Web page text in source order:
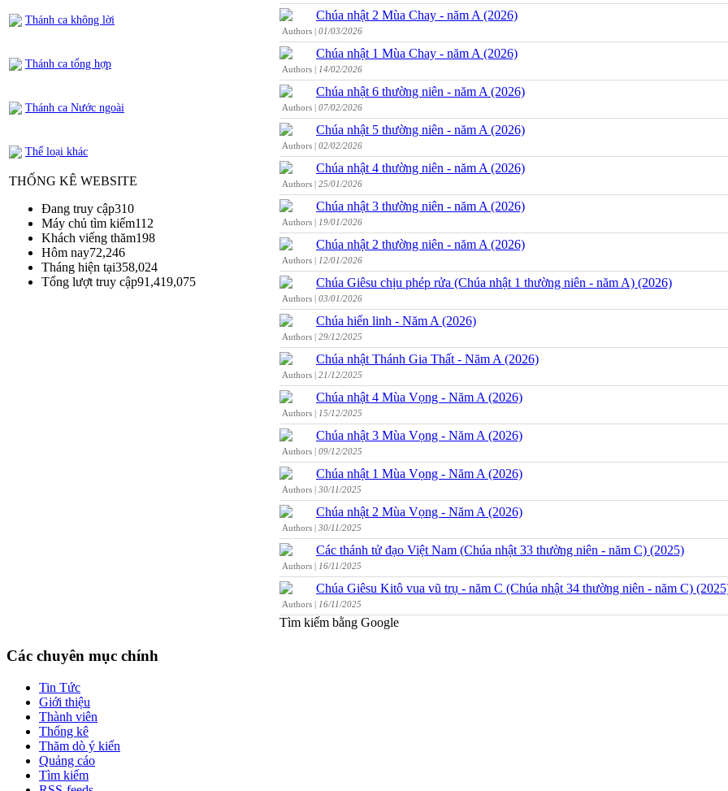
Thánh ca không lời
Thánh ca tổng hợp
Thánh ca Nước ngoài
Thể loại khác
THỐNG KÊ WEBSITE
Đang truy cập310
Máy chủ tìm kiếm112
Khách viếng thăm198
Hôm nay72,246
Tháng hiện tại358,024
Tổng lượt truy cập91,419,075
Chúa nhật 2 Mùa Chay - năm A (2026)
Authors | 01/03/2026
Chúa nhật 1 Mùa Chay - năm A (2026)
Authors | 14/02/2026
Chúa nhật 6 thường niên - năm A (2026)
Authors | 07/02/2026
Chúa nhật 5 thường niên - năm A (2026)
Authors | 02/02/2026
Chúa nhật 4 thường niên - năm A (2026)
Authors | 25/01/2026
Chúa nhật 3 thường niên - năm A (2026)
Authors | 19/01/2026
Chúa nhật 2 thường niên - năm A (2026)
Authors | 12/01/2026
Chúa Giêsu chịu phép rửa (Chúa nhật 1 thường niên - năm A) (2026)
Authors | 03/01/2026
Chúa hiển linh - Năm A (2026)
Authors | 29/12/2025
Chúa nhật Thánh Gia Thất - Năm A (2026)
Authors | 21/12/2025
Chúa nhật 4 Mùa Vọng - Năm A (2026)
Authors | 15/12/2025
Chúa nhật 3 Mùa Vọng - Năm A (2026)
Authors | 09/12/2025
Chúa nhật 1 Mùa Vọng - Năm A (2026)
Authors | 30/11/2025
Chúa nhật 2 Mùa Vọng - Năm A (2026)
Authors | 30/11/2025
Các thánh tử đạo Việt Nam (Chúa nhật 33 thường niên - năm C) (2025)
Authors | 16/11/2025
Chúa Giêsu Kitô vua vũ trụ - năm C (Chúa nhật 34 thường niên - năm C)
Authors | 16/11/2025
Tìm kiếm bằng Google
Các chuyên mục chính
Tin Tức
Giới thiệu
Thành viên
Thống kê
Thăm dò ý kiến
Quảng cáo
Tìm kiếm